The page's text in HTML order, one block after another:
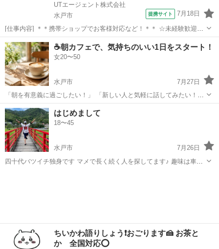
UTエージェント株式会社
水戸市
提携サイト 7月18日
[仕事内容] ＊＊携帯ショップでお客様対応など！＊＊ ☆未経験歓迎！
丁寧な研修で安心のスタート♪ ＜具体的には…＞ ◆接客業務
→ご来店されたお客様の要件をお伺いします ◆登録業務 →PCやタ
ブレット端末を使用...
茨城 水戸市 工場
☕朝カフェで、気持ちのいい1日をスタート！
女20〜50
水戸市
7月27日
「朝を有意義に過ごしたい！」 「新しい人と気軽に話してみたい！」
そんな方にぴったりの朝カフェ会です😊 コーヒーを飲みながら、 仕事
のこと、趣味のこと、休日の過ごし方など… ゆるくお話ししません
か？ 初参加・おひとり参加...
茨城 水戸市 友達
はじめまして
18〜45
水戸市
7月26日
四十代バツイチ独身です マメで長く続く人を探してます♪ 趣味は車、
ちいかわ語りしょう❗️おごります🍰 お茶と
か 全国対応⭕️